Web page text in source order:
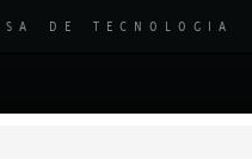
DE TECNOLOGIA